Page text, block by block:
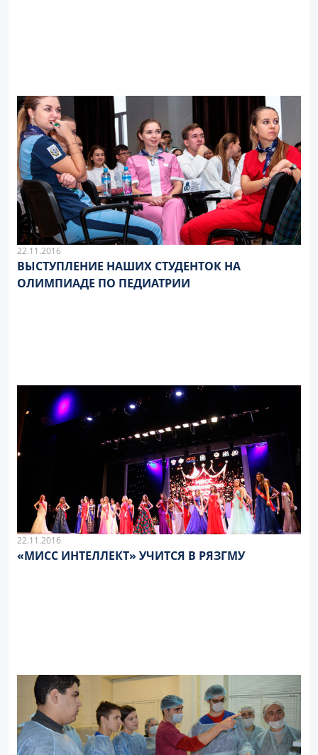
22.11.2016
ВЫСТУПЛЕНИЕ НАШИХ СТУДЕНТОК НА
ОЛИМПИАДЕ ПО ПЕДИАТРИИ
22.11.2016
«МИСС ИНТЕЛЛЕКТ» УЧИТСЯ В РЯЗГМУ